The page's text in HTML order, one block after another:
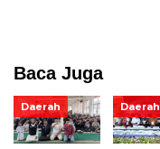
Baca Juga
Daerah Daerah